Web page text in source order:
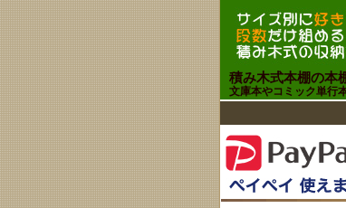
積み木式本棚の本
文庫本やコミック単行